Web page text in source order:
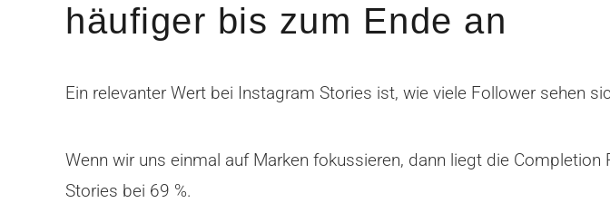
häufiger bis zum Ende an
Ein relevanter Wert bei Instagram Stories ist, wie viele Follower sehen
Wenn wir uns einmal auf Marken fokussieren, dann liegt die
Stories bei 69 %.